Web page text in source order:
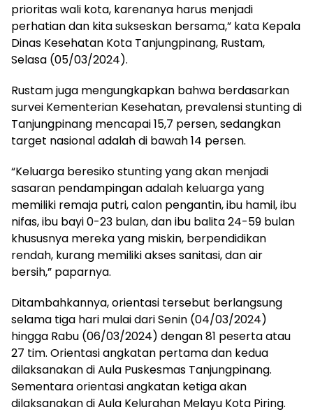
prioritas wali kota, karenanya harus menjadi
perhatian dan kita sukseskan bersama,” kata Kepala
Dinas Kesehatan Kota Tanjungpinang, Rustam,
Selasa (05/03/2024).
Rustam juga mengungkapkan bahwa berdasarkan
survei Kementerian Kesehatan, prevalensi stunting di
Tanjungpinang mencapai 15,7 persen, sedangkan
target nasional adalah di bawah 14 persen.
“Keluarga beresiko stunting yang akan menjadi
sasaran pendampingan adalah keluarga yang
memiliki remaja putri, calon pengantin, ibu hamil, ibu
nifas, ibu bayi 0-23 bulan, dan ibu balita 24-59 bulan
khususnya mereka yang miskin, berpendidikan
rendah, kurang memiliki akses sanitasi, dan air
bersih,” paparnya.
Ditambahkannya, orientasi tersebut berlangsung
selama tiga hari mulai dari Senin (04/03/2024)
hingga Rabu (06/03/2024) dengan 81 peserta atau
27 tim. Orientasi angkatan pertama dan kedua
dilaksanakan di Aula Puskesmas Tanjungpinang.
Sementara orientasi angkatan ketiga akan
dilaksanakan di Aula Kelurahan Melayu Kota Piring.